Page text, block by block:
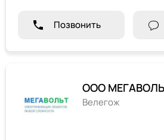
Позвонить
ООО
Велегож